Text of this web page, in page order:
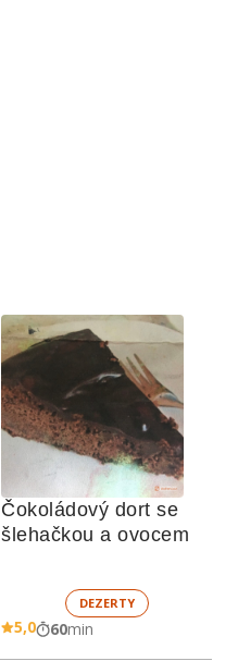
Čokoládový dort se
šlehačkou a ovocem
DEZERTY
5,0 60min